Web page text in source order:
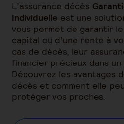
L’assurance décès
Individuelle est une
vous permet de garantir le
capital ou d’une rente à
cas de décès, leur
financier précieux dans
Découvrez les avantages
décès et comment elle
protéger vos proches.